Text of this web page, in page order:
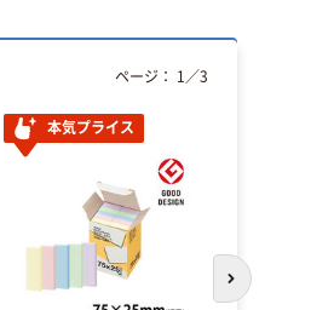
本気プライス
ページ： 1 ／3
次のスライド